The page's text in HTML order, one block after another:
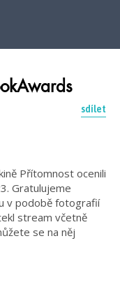
sdílet
Přítomnost ocenili
Gratulujeme
v podobě fotografií
stream včetně
se na něj